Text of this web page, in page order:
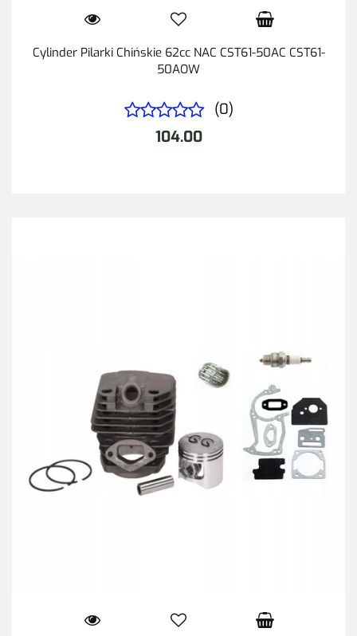
Cylinder Pilarki Chińskie 62cc NAC CST61-50AC CST61-
50AOW
(0)
104.00